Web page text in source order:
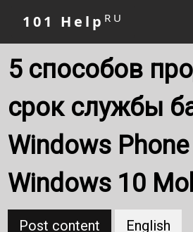
101 Help RU
5 способов
срок службы
Windows
Windows 10
Post content English